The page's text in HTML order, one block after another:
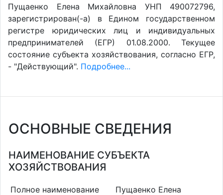
Пущаенко Елена Михайловна УНП 490072796,
зарегистрирован(-а) в Едином государственном
регистре юридических лиц и индивидуальных
предпринимателей (ЕГР) 01.08.2000. Текущее
состояние субъекта хозяйствования, согласно ЕГР,
- "Действующий". Подробнее...
ОСНОВНЫЕ СВЕДЕНИЯ
НАИМЕНОВАНИЕ СУБЪЕКТА
ХОЗЯЙСТВОВАНИЯ
Полное наименование
Пущаенко Елена